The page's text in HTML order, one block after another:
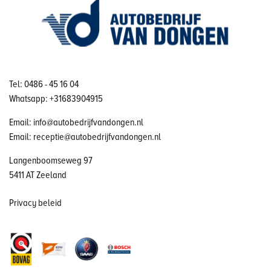
Tel: 0486 - 45 16 04
Whatsapp: +31683904915
Email: info@autobedrijfvandongen.nl
Email: receptie@autobedrijfvandongen.nl
Langenboomseweg 97
5411 AT Zeeland
Privacy beleid